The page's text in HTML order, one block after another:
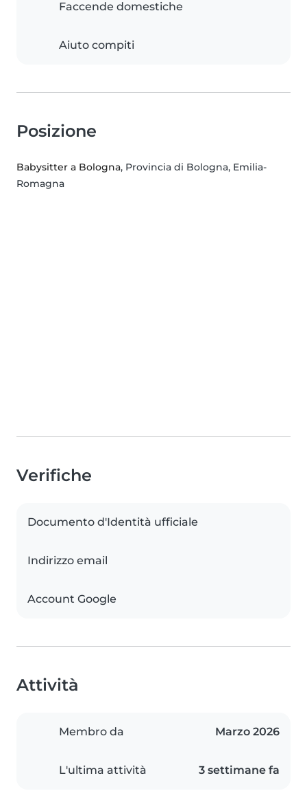
Faccende domestiche
Aiuto compiti
Posizione
Babysitter a Bologna, Provincia di Bologna, Emilia-
Romagna
Verifiche
Documento d'Identità ufficiale
Indirizzo email
Account Google
Attività
Membro da Marzo 2026
L'ultima attività 3 settimane fa